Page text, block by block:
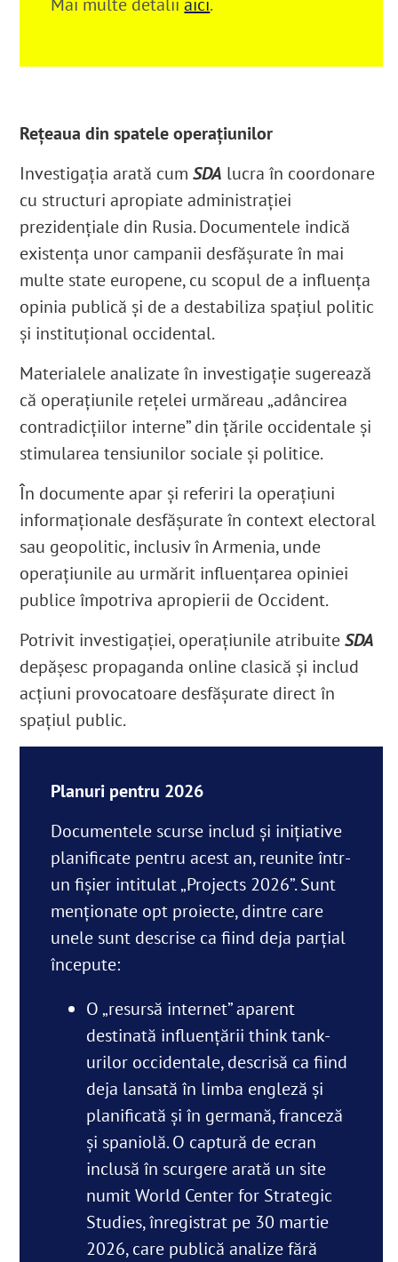
Rețeaua din spatele operațiunilor
Investigația arată cumSDA lucra în coordonare
cu structuri apropiate administrației
prezidențiale din Rusia. Documentele indică
existența unor campanii desfășurate în mai
multe state europene, cu scopul de a influența
opinia publică și de a destabiliza spațiul politic
şi instituţional occidental.
Materialele analizate în investigaţie sugerează
că operaţiunile reţelei urmăreau „adâncirea
contradicțiilor interne” din țările occidentale și
stimularea tensiunilor sociale și politice.
În documente apar și referiri la operațiuni
informaționale desfășurate în context electoral
sau geopolitic, inclusiv în Armenia, unde
operaţiunile au urmărit influențarea opiniei
publice împotriva apropierii de Occident.
Potrivit investigaţiei, operațiunile atribuiteSDA
depășesc propaganda online clasică și includ
acțiuni provocatoare desfășurate direct în
spațiul public.
Planuri pentru 2026
Documentele scurse includ și inițiative
planificate pentru acest an, reunite într-
un fișier intitulat „Projects 2026”. Sunt
menţionate opt proiecte, dintre care
unele sunt descrise ca fiind deja parțial
începute:
O „resursă internet” aparent
destinată influențării think tank-
urilor occidentale, descrisă ca fiind
deja lansată în limba engleză și
planificată și în germană, franceză
și spaniolă. O captură de ecran
inclusă în scurgere arată un site
numit World Center for Strategic
Studies, înregistrat pe 30 martie
2026, care publică analize fără